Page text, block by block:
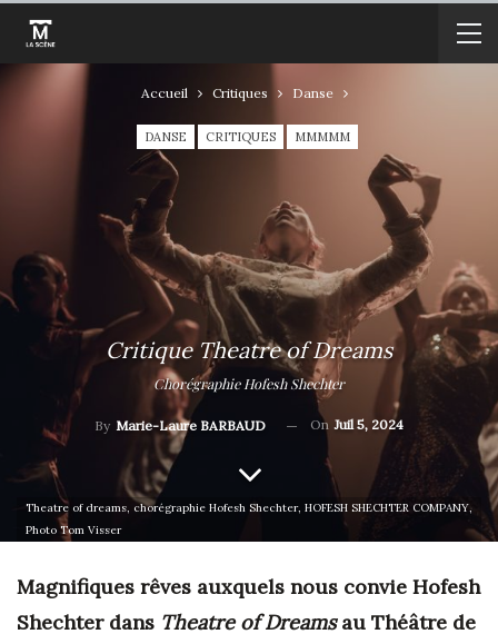
Accueil Critiques Danse
DANSE CRITIQUES MMMMM
Critique Theatre of Dreams
Chorégraphie Hofesh Shechter
By Marie-Laure BARBAUD On Juil 5, 2024
Theatre of dreams, chorégraphie Hofesh Shechter, HOFESH SHECHTER COMPANY,
Photo Tom Visser
Magnifiques rêves auxquels nous convie Hofesh
Shechter dans Theatre of Dreamsau Théâtre de